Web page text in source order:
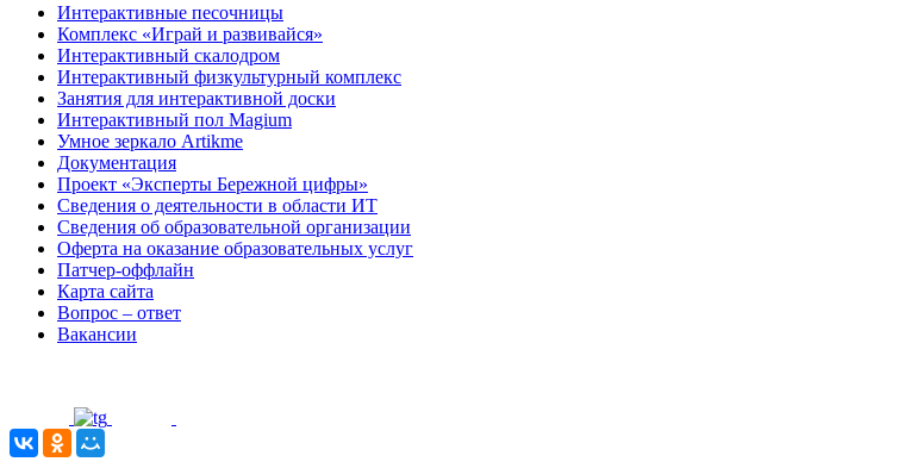
Интерактивные песочницы
Комплекс «Играй и развивайся»
Интерактивный скалодром
Интерактивный физкультурный комплекс
Занятия для интерактивной доски
Интерактивный пол Magium
Умное зеркало Artikme
Документация
Проект «Эксперты Бережной цифры»
Сведения о деятельности в области ИТ
Сведения об образовательной организации
Оферта на оказание образовательных услуг
Патчер-оффлайн
Карта сайта
Вопрос – ответ
Вакансии